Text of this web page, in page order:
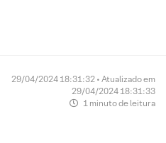
29/04/2024 18:31:32 • Atualizado em
29/04/2024 18:31:33
1 minuto de leitura